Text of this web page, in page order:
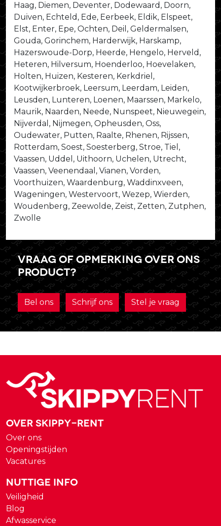
Haag, Diemen, Deventer, Dodewaard, Doorn,
Duiven, Echteld, Ede, Eerbeek, Eldik, Elspeet,
Elst, Enter, Epe, Ochten, Deil, Geldermalsen,
Gouda, Gorinchem, Harderwijk, Harskamp,
Hazerswoude-Dorp, Heerde, Hengelo, Herveld,
Heteren, Hilversum, Hoenderloo, Hoevelaken,
Holten, Huizen, Kesteren, Kerkdriel,
Kootwijkerbroek, Leersum, Leerdam, Leiden,
Leusden, Lunteren, Loenen, Maarssen, Markelo,
Maurik, Naarden, Neede, Nunspeet, Nieuwegein,
Nijverdal, Nijmegen, Opheusden, Oss,
Oudewater, Putten, Raalte, Rhenen, Rijssen,
Rotterdam, Soest, Soesterberg, Stroe, Tiel,
Vaassen, Uddel, Uithoorn, Uchelen, Utrecht,
Vaassen, Veenendaal, Vianen, Vorden,
Voorthuizen, Waardenburg, Waddinxveen,
Wageningen, Westervoort, Wezep, Wierden,
Woudenberg, Zeewolde, Zeist, Zetten, Zutphen,
Zwolle
Vraag of opmerking over ons
product?
Bel ons Schrijf ons Stel je vraag
Over Skippy-rent
Over ons
Openingstijden
Vacatures
Nuttige Info
Veiligheid
Blog
Afwasservice